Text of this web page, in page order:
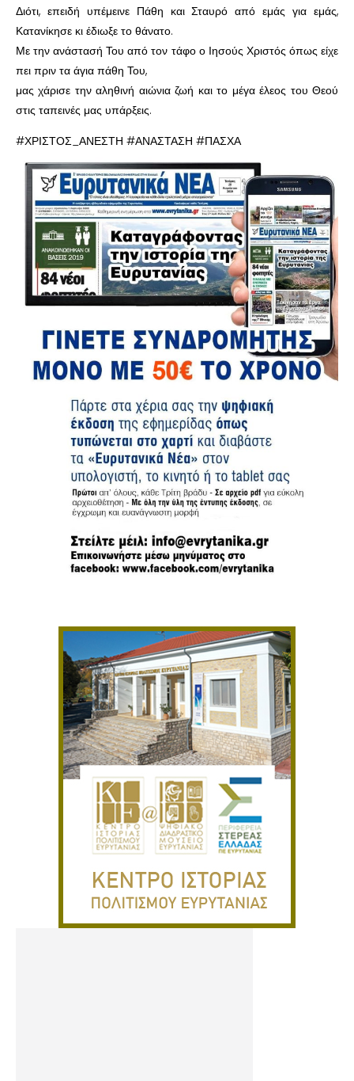
Διότι, επειδή υπέμεινε Πάθη και Σταυρό από εμάς για εμάς,
Κατανίκησε κι έδιωξε το θάνατο.
Με την ανάστασή Του από τον τάφο ο Ιησούς Χριστός όπως είχε
πει πριν τα άγια πάθη Του,
μας χάρισε την αληθινή αιώνια ζωή και το μέγα έλεος του Θεού
στις ταπεινές μας υπάρξεις.
#ΧΡΙΣΤΟΣ_ΑΝΕΣΤΗ #ΑΝΑΣΤΑΣΗ #ΠΑΣΧΑ